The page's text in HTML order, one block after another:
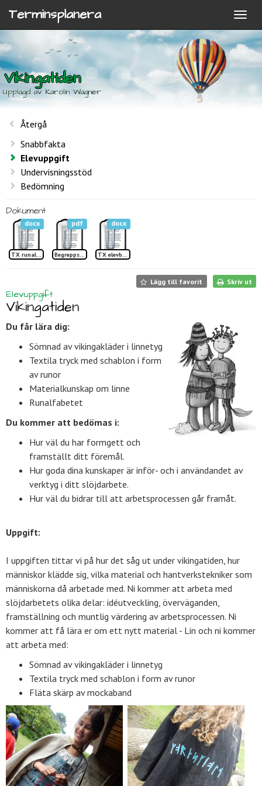
Terminsplanera
Vikingatiden
Upplagd av Karolin Wagner
Återgå
Snabbfakta
Elevuppgift
Undervisningsstöd
Bedömning
Dokument
docx
TX runalfabet
pdf
Begreppslista Vikingatiden TP
docx
TX elevbok vikingar
Lägg till favorit Skriv ut
Elevuppgift
Vikingatiden
Du får lära dig:
Sömnad av vikingakläder i linnetyg
Textila tryck med schablon i form
av runor
Materialkunskap om linne
Runalfabetet
Du kommer att bedömas i:
Hur väl du har formgett och
framställt ditt föremål.
Hur goda dina kunskaper är inför- och i användandet av
verktyg i ditt slöjdarbete.
Hur väl du bidrar till att arbetsprocessen går framåt.
Uppgift:
I uppgiften tittar vi på hur det såg ut under vikingatiden, hur
människor klädde sig, vilka material och hantverkstekniker som
människorna då arbetade med. Ni kommer att arbeta med
slöjdarbetets olika delar: idéutveckling, överväganden,
framställning och muntlig värdering av arbetsprocessen. Ni
kommer att få lära er om ett nytt material - Lin och ni kommer
att arbeta med:
Sömnad av vikingakläder i linnetyg
Textila tryck med schablon i form av runor
Fläta skärp av mockaband